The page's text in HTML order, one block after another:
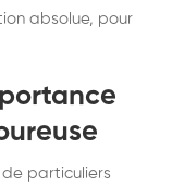
absolue, pour
particuliers